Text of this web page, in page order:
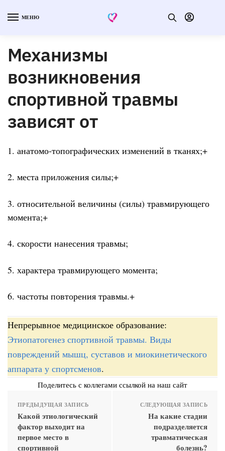
МЕНЮ
Механизмы
возникновения
спортивной травмы
зависят от
1. анатомо-топографических изменений в тканях;+
2. места приложения силы;+
3. относительной величины (силы) травмирующего
момента;+
4. скорости нанесения травмы;
5. характера травмирующего момента;
6. частоты повторения травмы.+
Непрерывное медицинское образование:
Этиопатогенез спортивной травмы. Виды
повреждений мышц, суставов и миокинетического
аппарата у спортсменов.
Поделитесь с коллегами ссылкой на наш сайт
ПРЕДЫДУЩАЯ ЗАПИСЬ
Какой этиологический
фактор выходит на
первое место в
спортивной
СЛЕДУЮЩАЯ ЗАПИСЬ
На какие стадии
подразделяется
травматическая
болезнь?